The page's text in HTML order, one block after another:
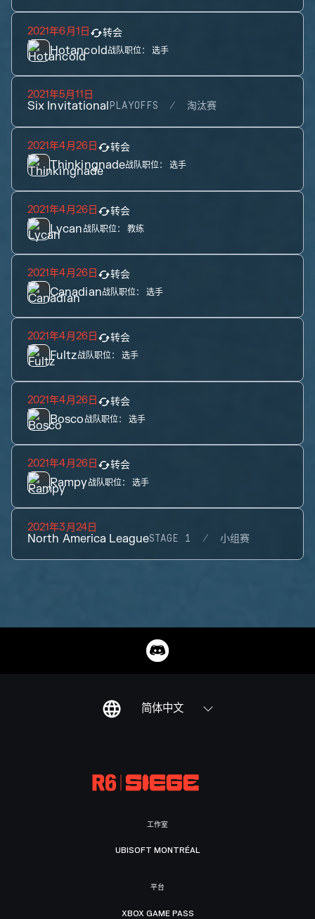
2021年6月1日 转会
Hotancold战队职位： 选手
2021年5月11日
Six InvitationalPLAYOFFS 淘汰赛
2021年4月26日 转会
Thinkingnade战队职位： 选手
2021年4月26日 转会
Lycan战队职位： 教练
2021年4月26日 转会
Canadian战队职位： 选手
2021年4月26日 转会
Fultz战队职位： 选手
2021年4月26日 转会
Bosco战队职位： 选手
2021年4月26日 转会
Rampy战队职位： 选手
2021年3月24日
North America LeagueSTAGE 1 小组赛
简体中文
工作室
UBISOFT MONTRÉAL
平台
XBOX GAME PASS